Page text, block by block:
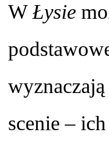
W Łysie
scenie –